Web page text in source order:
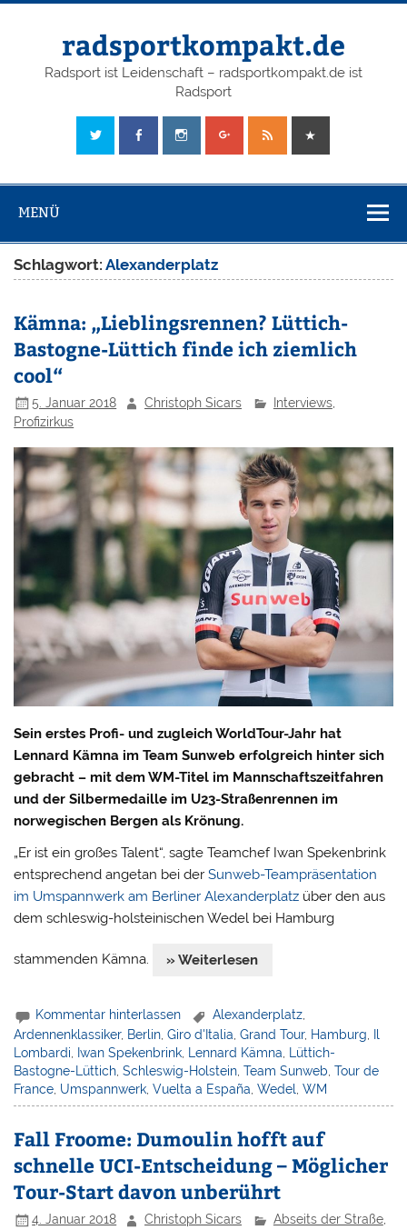
radsportkompakt.de
Radsport ist Leidenschaft – radsportkompakt.de ist
Radsport
MENÜ
Schlagwort:Alexanderplatz
Kämna: „Lieblingsrennen? Lüttich-
Bastogne-Lüttich finde ich ziemlich
cool“
5. Januar 2018 Christoph Sicars Interviews,
Profizirkus
Sein erstes Profi- und zugleich WorldTour-Jahr hat
Lennard Kämna im Team Sunweb erfolgreich hinter sich
gebracht – mit dem WM-Titel im Mannschaftszeitfahren
und der Silbermedaille im U23-Straßenrennen im
norwegischen Bergen als Krönung.
„Er ist ein großes Talent“, sagte Teamchef Iwan Spekenbrink
entsprechend angetan bei derSunweb-Teampräsentation
im Umspannwerk am Berliner Alexanderplatz über den aus
dem schleswig-holsteinischen Wedel bei Hamburg
stammenden Kämna. » Weiterlesen
Kommentar hinterlassen Alexanderplatz,
Ardennenklassiker, Berlin ,Giro d'Italia ,Grand Tour, Hamburg
Il
Lombardi
Iwan Spekenbrink Lennard Kämna
Lüttich-
Bastogne-Lüttich ,Schleswig-Holstein ,Team Sunweb ,Tour de
France Umspannwerk ,Vuelta a España ,Wedel ,WM
Fall Froome: Dumoulin hofft auf
schnelle UCI-Entscheidung – Möglicher
Tour-Start davon unberührt
4. Januar 2018 Christoph Sicars Abseits der Straße,